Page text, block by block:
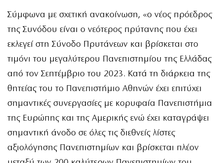
Σύμφωνα με σχετική ανακοίνωση, «ο νέος πρόεδρος
της Συνόδου είναι ο νεότερος πρύτανης που έχει
εκλεγεί στη Σύνοδο Πρυτάνεων και βρίσκεται στο
τιμόνι του μεγαλύτερου Πανεπιστημίου της Ελλάδας
από τον Σεπτέμβριο του 2023. Κατά τη διάρκεια της
θητείας του το Πανεπιστήμιο Αθηνών έχει επιτύχει
σημαντικές συνεργασίες με κορυφαία Πανεπιστήμια
της Ευρώπης και της Αμερικής ενώ έχει καταγράψει
σημαντική άνοδο σε όλες τις διεθνείς λίστες
αξιολόγησης Πανεπιστημίων και βρίσκεται πλέον